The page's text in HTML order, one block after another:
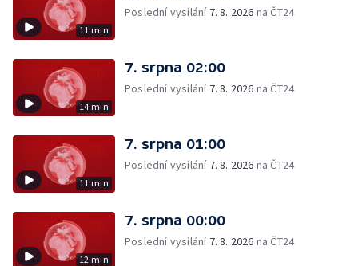
11 min
Poslední vysílání 7. 8. 2026 na ČT24
14 min
7. srpna 02:00
Poslední vysílání 7. 8. 2026 na ČT24
11 min
7. srpna 01:00
Poslední vysílání 7. 8. 2026 na ČT24
12 min
7. srpna 00:00
Poslední vysílání 7. 8. 2026 na ČT24